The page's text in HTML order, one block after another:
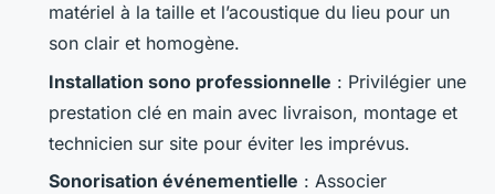
matériel à la taille et l’acoustique du lieu pour un
son clair et homogène.
Installation sono professionnelle : Privilégier une
prestation clé en main avec livraison, montage et
technicien sur site pour éviter les imprévus.
Sonorisation événementielle : Associer